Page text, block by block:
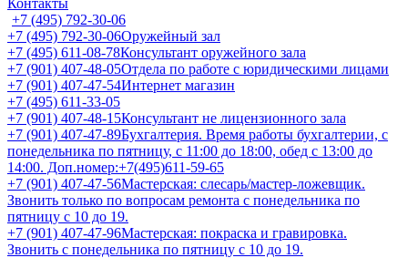
Контакты
+7 (495) 792-30-06
+7 (495) 792-30-06Оружейный зал
+7 (495) 611-08-78Консультант оружейного зала
+7 (901) 407-48-05Отдела по работе с юридическими лицами
+7 (901) 407-47-54Интернет магазин
+7 (495) 611-33-05
+7 (901) 407-48-15Консультант не лицензионного зала
+7 (901) 407-47-89Бухгалтерия. Время работы бухгалтерии, с
понедельника по пятницу, с 11:00 до 18:00, обед с 13:00 до
14:00. Доп.номер:+7(495)611-59-65
+7 (901) 407-47-56Мастерская: слесарь/мастер-ложевщик.
Звонить только по вопросам ремонта с понедельника по
пятницу с 10 до 19.
+7 (901) 407-47-96Мастерская: покраска и гравировка.
Звонить с понедельника по пятницу с 10 до 19.